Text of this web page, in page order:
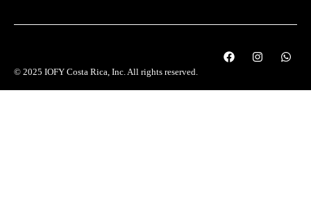
© 2025 IOFY Costa Rica, Inc. All rights reserved.